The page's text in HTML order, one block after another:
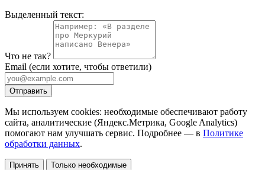
Выделенный текст:
Что не так?
Email (если хотите, чтобы ответили)
Отправить
Мы используем cookies: необходимые обеспечивают работу
сайта, аналитические (Яндекс.Метрика, Google Analytics)
помогают нам улучшать сервис. Подробнее — в Политике
обработки данных.
Принять Только необходимые